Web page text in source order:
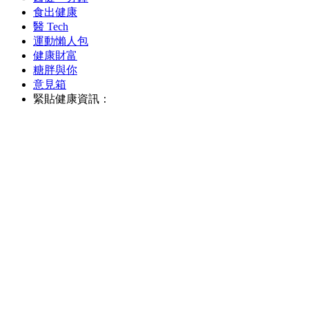
食出健康
醫 Tech
運動懶人包
健康財富
糖胖與你
意見箱
緊貼健康資訊：